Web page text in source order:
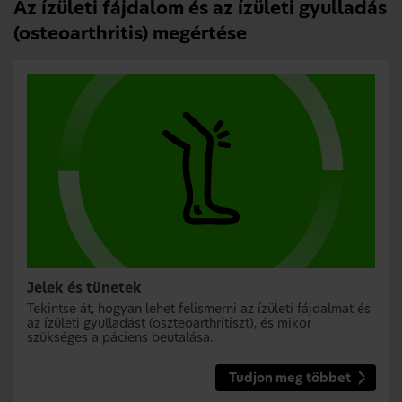
Az ízületi fájdalom és az ízületi gyulladás
(osteoarthritis) megértése
Jelek és tünetek
Tekintse át, hogyan lehet felismerni az ízületi fájdalmat és
az ízületi gyulladást (oszteoarthritiszt), és mikor
szükséges a páciens beutalása.
Tudjon meg többet